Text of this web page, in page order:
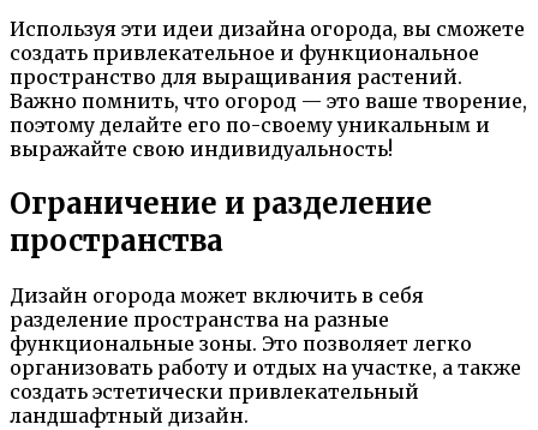
Используя эти идеи дизайна огорода, вы сможете
создать привлекательное и функциональное
пространство для выращивания растений.
Важно помнить, что огород — это ваше творение,
поэтому делайте его по-своему уникальным и
выражайте свою индивидуальность!
Ограничение и разделение
пространства
Дизайн огорода может включить в себя
разделение пространства на разные
функциональные зоны. Это позволяет легко
организовать работу и отдых на участке, а также
создать эстетически привлекательный
ландшафтный дизайн.